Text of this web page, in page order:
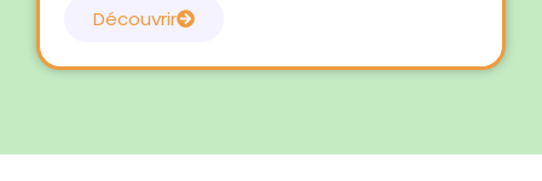
Découvrir